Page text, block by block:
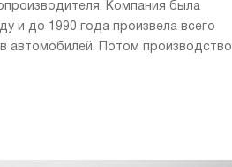
Компания была
и до 1990 года произвела всего
автомобилей. Потом производство